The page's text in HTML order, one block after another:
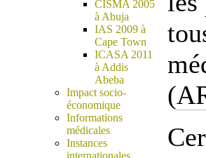
CISMA 2005
à Abuja
IAS 2009 à
Cape Town
ICASA 2011
à Addis
Abeba
Impact socio-
économique
Informations
médicales
Instances
internationales
(